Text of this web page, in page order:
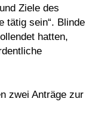
Ziele des
tätig sein“. Blinde
hatten,
zwei Anträge zur